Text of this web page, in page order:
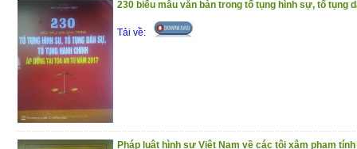
230 biểu mẫu văn bản trong tố tụng hình sự, tố tụng
Tải về:
Pháp luật hình sự Việt Nam về các tội xâm phạm